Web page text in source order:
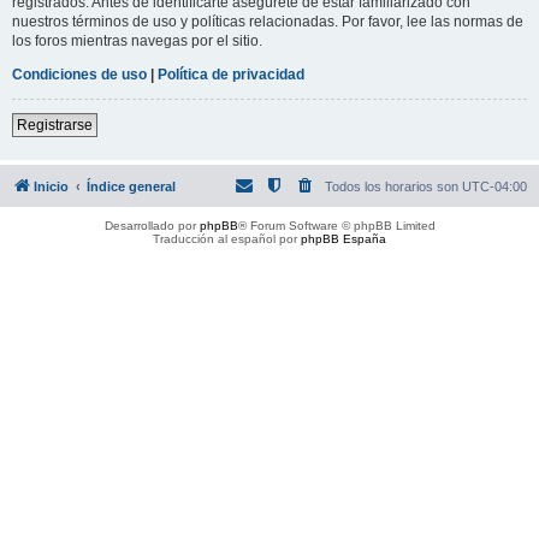
nuestros términos de uso y políticas relacionadas. Por favor, lee las normas de
los foros mientras navegas por el sitio.
Condiciones de uso | Política de privacidad
Registrarse
Inicio Índice general Todos los horarios son UTC-04:00
Desarrollado porphpBB® Forum Software © phpBB Limited
Traducción al español porphpBB España